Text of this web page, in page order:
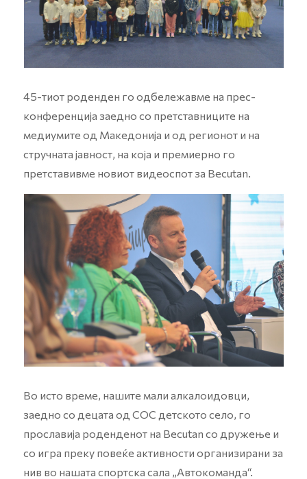
45-тиот роденден го одбележавме на прес-
конференција заедно со претставниците на
медиумите од Македонија и од регионот и на
стручната јавност, на која и премиерно го
претставивме новиот видеоспот за Becutan.
Во исто време, нашите мали алкалоидовци,
заедно со децата од СОС детското село, го
прославија роденденот на Becutan со дружење и
со игра преку повеќе активности организирани за
нив во нашата спортска сала „Автокоманда“.